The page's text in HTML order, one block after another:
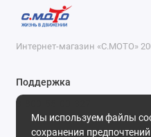
Мы используем файлы
сохранения
Интернет-магазин «С.МОТО»
Поддержка
8-800-55-00-327
Будни, с 09-30 до 18-30